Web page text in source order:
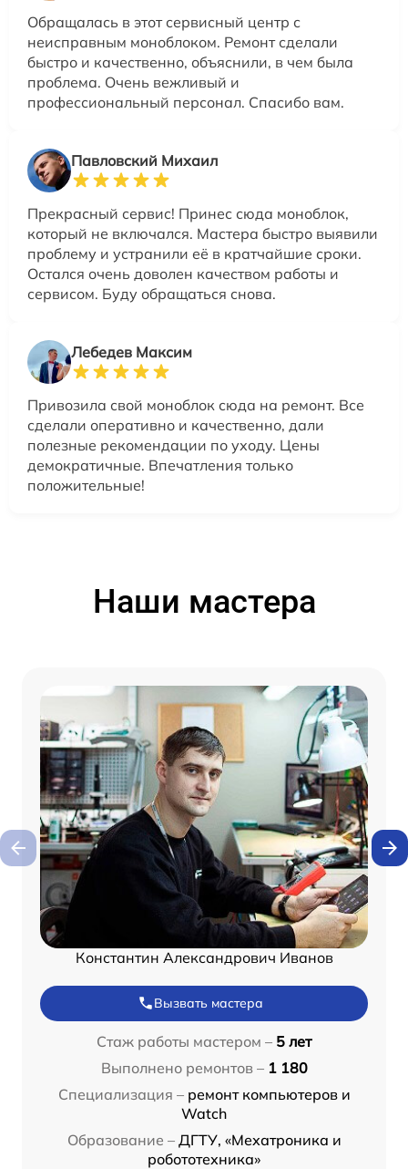
Обращалась в этот сервисный центр с
неисправным моноблоком. Ремонт сделали
быстро и качественно, объяснили, в чем была
проблема. Очень вежливый и
профессиональный персонал. Спасибо вам.
Павловский Михаил
Прекрасный сервис! Принес сюда моноблок,
который не включался. Мастера быстро выявили
проблему и устранили её в кратчайшие сроки.
Остался очень доволен качеством работы и
сервисом. Буду обращаться снова.
Лебедев Максим
Привозила свой моноблок сюда на ремонт. Все
сделали оперативно и качественно, дали
полезные рекомендации по уходу. Цены
демократичные. Впечатления только
положительные!
Наши мастера
Константин Александрович Иванов
Вызвать мастера
Стаж работы мастером – 5 лет
Выполнено ремонтов – 1 180
Специализация – ремонт компьютеров и
Watch
Образование – ДГТУ, «Мехатроника и
робототехника»